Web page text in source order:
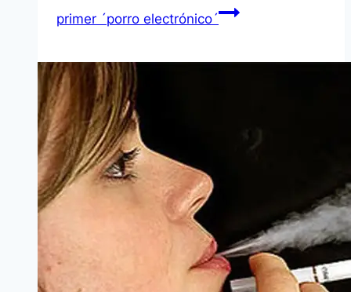
primer ´porro electrónico´